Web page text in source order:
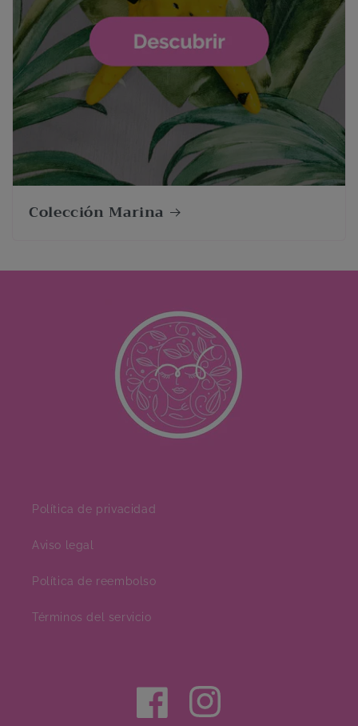
Colección Marina
Política de privacidad
Aviso legal
Política de reembolso
Términos del servicio
FacebookInstagram